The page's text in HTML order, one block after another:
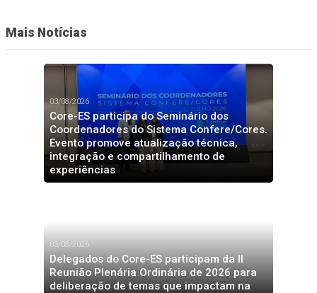
Mais Notícias
03/08/2026
Core-ES participa do Seminário dos
Coordenadores do Sistema Confere/Cores.
Evento promove atualização técnica,
integração e compartilhamento de
experiências
03/08/2026
Delegados do Core-ES participam da II
Reunião Plenária Ordinária de 2026 para
deliberação de temas que impactam na